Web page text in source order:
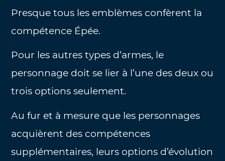
Presque tous les emblèmes confèrent la
compétence Épée.
Pour les autres types d’armes, le
personnage doit se lier à l’une des deux ou
trois options seulement.
Au fur et à mesure que les personnages
acquièrent des compétences
supplémentaires, leurs options d’évolution